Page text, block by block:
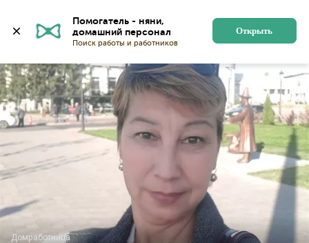
Помогатель - няни,
Поиск работы и работников
Открыть
Домработница